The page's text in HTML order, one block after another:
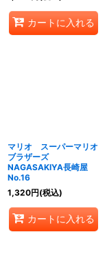
カートに入れる
マリオ スーパーマリオ
ブラザーズ
NAGASAKIYA長崎屋
No.16
1,320円(税込)
カートに入れる